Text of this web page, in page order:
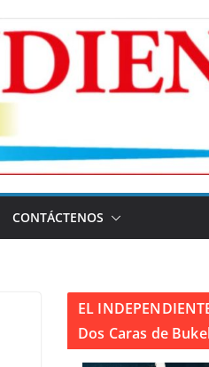
CONTÁCTENOS
EL
Dos Caras de